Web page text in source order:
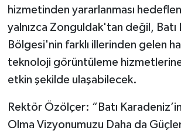
hizmetinden yararlanması
yalnızca Zonguldak'tan değil, Batı
Bölgesi'nin farklı illerinden gelen
teknoloji görüntüleme hizmetlerine
etkin şekilde ulaşabilecek.
Rektör Özölçer: “Batı Karadeniz’in
Olma Vizyonumuzu Daha da